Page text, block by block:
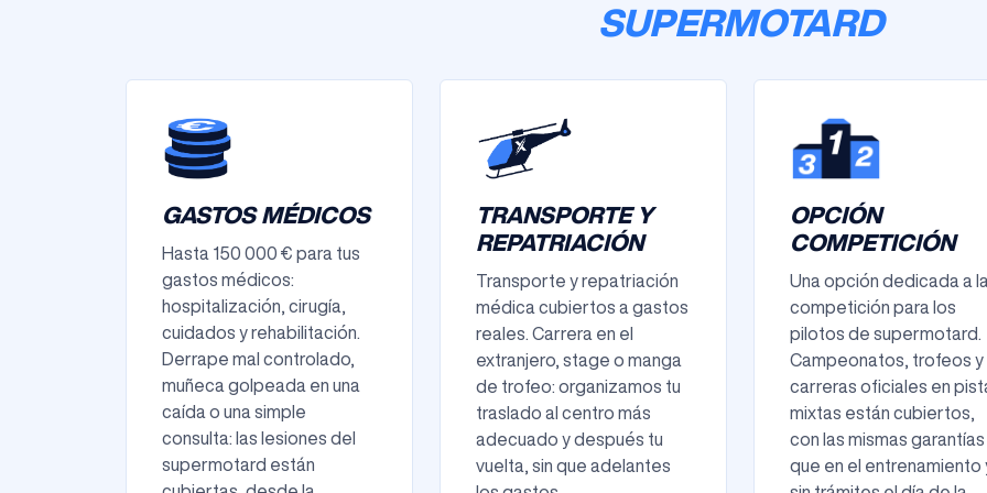
SUPERMOTARD
GASTOS MÉDICOS
Hasta 150 000 € para tus
gastos médicos:
hospitalización, cirugía,
cuidados y rehabilitación.
Derrape mal controlado,
muñeca golpeada en una
caída o una simple
consulta: las lesiones del
supermotard están
TRANSPORTE Y
REPATRIACIÓN
Transporte y repatriación
médica cubiertos a gastos
reales. Carrera en el
extranjero, stage o manga
de trofeo: organizamos tu
traslado al centro más
adecuado y después tu
vuelta, sin que adelantes
OPCIÓN
COMPETICIÓN
Una opción dedicada a
competición para los
pilotos de supermotard.
Campeonatos, trofeos y
carreras oficiales en
mixtas están cubiertos,
con las mismas garantías
que en el entrenamiento